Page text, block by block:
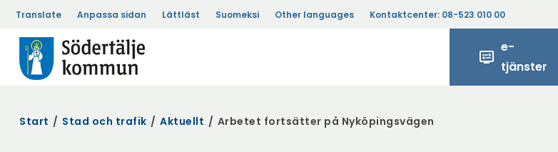
Translate Anpassa sidan Lättläst Suomeksi Other languages Kontaktcenter: 08-523 010 00
display_settings
e-
tjänster
Start / Stad och trafik / Aktuellt / Arbetet fortsätter på Nyköpingsvägen